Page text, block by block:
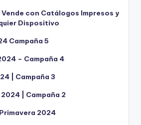
Vende con Catálogos Impresos y
Dispositivo
Campaña 5
– Campaña 4
| Campaña 3
| Campaña 2
2024